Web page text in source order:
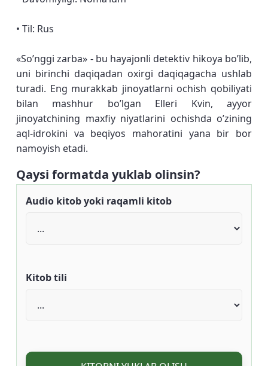
• Til: Rus
«So’nggi zarba» - bu hayajonli detektiv hikoya bo’lib,
uni birinchi daqiqadan oxirgi daqiqagacha ushlab
turadi. Eng murakkab jinoyatlarni ochish qobiliyati
bilan mashhur bo’lgan Elleri Kvin, ayyor
jinoyatchining maxfiy niyatlarini ochishda o’zining
aql-idrokini va beqiyos mahoratini yana bir bor
namoyish etadi.
Qaysi formatda yuklab olinsin?
Audio kitob yoki raqamli kitob
Kitob tili